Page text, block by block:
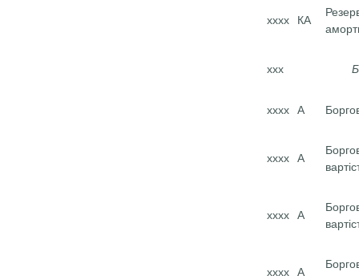
хххх КА
ххх
хххх А
хххх А
хххх А
хххх А